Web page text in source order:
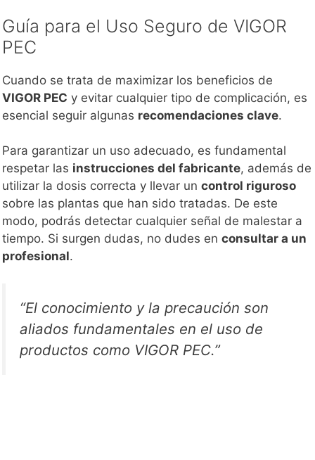
Guía para el Uso Seguro de VIGOR
PEC
Cuando se trata de maximizar los beneficios de
VIGOR PEC y evitar cualquier tipo de complicación, es
esencial seguir algunas recomendaciones clave.
Para garantizar un uso adecuado, es fundamental
respetar las instrucciones del fabricante, además de
utilizar la dosis correcta y llevar un control riguroso
sobre las plantas que han sido tratadas. De este
modo, podrás detectar cualquier señal de malestar a
tiempo. Si surgen dudas, no dudes en consultar a un
profesional.
“El conocimiento y la precaución son
aliados fundamentales en el uso de
productos como VIGOR PEC.”